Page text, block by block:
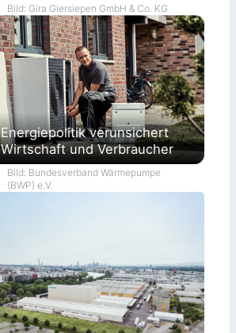
Bild: Gira Giersiepen GmbH & Co. KG
Energiepolitik verunsichert
Wirtschaft und Verbraucher
Bild: Bundesverband Wärmepumpe
(BWP) e.V.